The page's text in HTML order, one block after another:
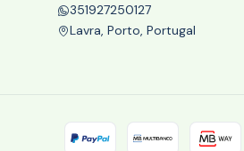
351927250127
Lavra, Porto, Portugal